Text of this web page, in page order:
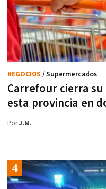
Carrefour cierra
esta provincia en
NEGOCIOS / Supermercados
PorJ.M.